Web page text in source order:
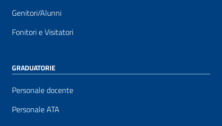
Genitori/Alunni
Fonitori e Visitatori
GRADUATORIE
Personale docente
Personale ATA